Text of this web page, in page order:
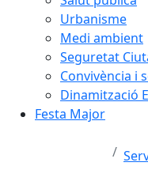
Urbanisme
Medi ambient
Seguretat
Convivència i
Dinamització
Festa Major